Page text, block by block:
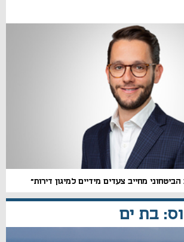
מחייב צעדים מידיים למיגון דירות"
בת ים